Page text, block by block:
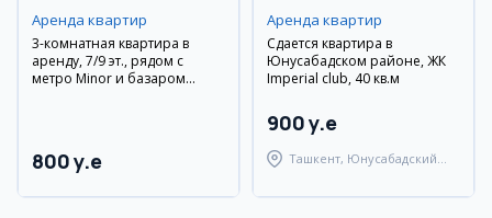
Аренда квартир
3-комнатная квартира в
аренду, 7/9 эт., рядом с
метро Minor и базаром
800 y.e
Аренда квартир
Сдается квартира в
Юнусабадском районе, ЖК
Imperial club, 40 кв.м
900 y.e
Ташкент, Юнусабадский